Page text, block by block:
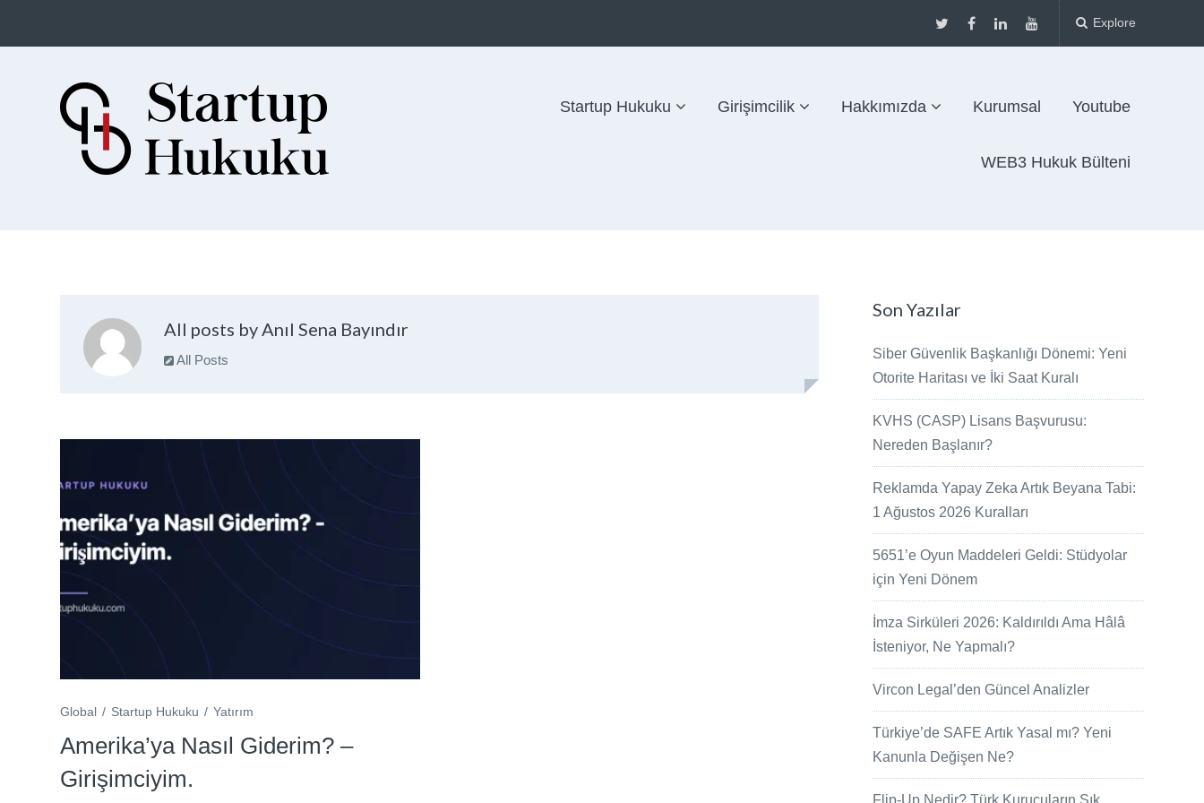
Explore
Startup Hukuku Girişimcilik Hakkımızda Kurumsal Youtube
WEB3 Hukuk Bülteni
All posts by Anıl Sena Bayındır
All Posts
Global Startup Hukuku Yatırım
Amerika’ya Nasıl Giderim? –
Girişimciyim.
Son Yazılar
Siber Güvenlik Başkanlığı Dönemi: Yeni
Otorite Haritası ve İki Saat Kuralı
KVHS (CASP) Lisans Başvurusu:
Nereden Başlanır?
Reklamda Yapay Zeka Artık Beyana Tabi:
1 Ağustos 2026 Kuralları
5651’e Oyun Maddeleri Geldi: Stüdyolar
için Yeni Dönem
İmza Sirküleri 2026: Kaldırıldı Ama Hâlâ
İsteniyor, Ne Yapmalı?
Vircon Legal’den Güncel Analizler
Türkiye’de SAFE Artık Yasal mı? Yeni
Kanunla Değişen Ne?